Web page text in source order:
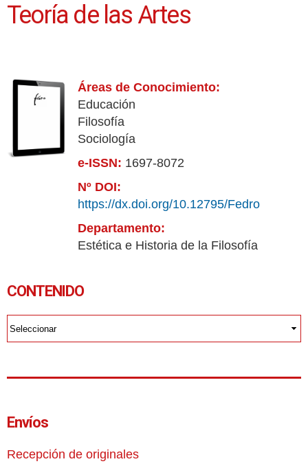
Teoría de las Artes
Áreas de Conocimiento:
Educación
Filosofía
Sociología
e-ISSN: 1697-8072
Nº DOI:
https://dx.doi.org/10.12795/Fedro
Departamento:
Estética e Historia de la Filosofía
CONTENIDO
Envíos
Recepción de originales